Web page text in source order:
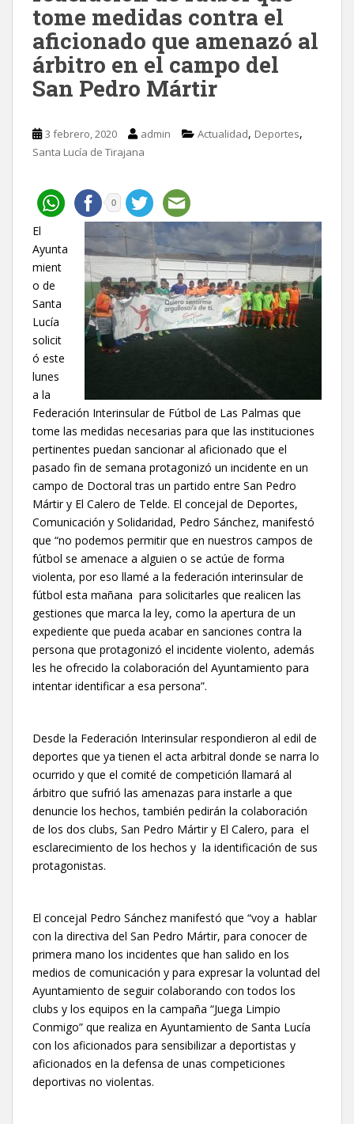
tome medidas contra el
aficionado que amenazó al
árbitro en el campo del
San Pedro Mártir
3 febrero, 2020 admin Actualidad, Deportes,
Santa Lucía de Tirajana
0
El
Ayunta
mient
o de
Santa
Lucía
solicit
ó este
lunes
a la
Federación Interinsular de Fútbol de Las Palmas que
tome las medidas necesarias para que las instituciones
pertinentes puedan sancionar al aficionado que el
pasado fin de semana protagonizó un incidente en un
campo de Doctoral tras un partido entre San Pedro
Mártir y El Calero de Telde. El concejal de Deportes,
Comunicación y Solidaridad, Pedro Sánchez, manifestó
que “no podemos permitir que en nuestros campos de
fútbol se amenace a alguien o se actúe de forma
violenta, por eso llamé a la federación interinsular de
fútbol esta mañana para solicitarles que realicen las
gestiones que marca la ley, como la apertura de un
expediente que pueda acabar en sanciones contra la
persona que protagonizó el incidente violento, además
les he ofrecido la colaboración del Ayuntamiento para
intentar identificar a esa persona”.
Desde la Federación Interinsular respondieron al edil de
deportes que ya tienen el acta arbitral donde se narra lo
ocurrido y que el comité de competición llamará al
árbitro que sufrió las amenazas para instarle a que
denuncie los hechos, también pedirán la colaboración
de los dos clubs, San Pedro Mártir y El Calero, para el
esclarecimiento de los hechos y la identificación de sus
protagonistas.
El concejal Pedro Sánchez manifestó que “voy a hablar
con la directiva del San Pedro Mártir, para conocer de
primera mano los incidentes que han salido en los
medios de comunicación y para expresar la voluntad del
Ayuntamiento de seguir colaborando con todos los
clubs y los equipos en la campaña “Juega Limpio
Conmigo” que realiza en Ayuntamiento de Santa Lucía
con los aficionados para sensibilizar a deportistas y
aficionados en la defensa de unas competiciones
deportivas no violentas.